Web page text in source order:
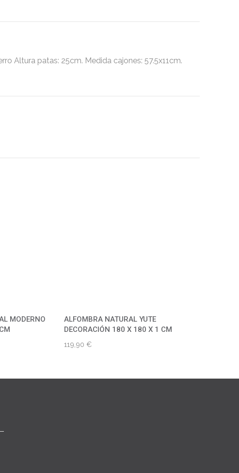
Altura patas: 25cm. Medida cajones: 57.5x11cm.
MODERNO
ALFOMBRA NATURAL YUTE
DECORACIÓN 180 X 180 X 1 CM
119,90 €